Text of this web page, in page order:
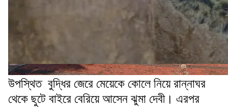
উপস্থিত বুদ্ধির জেরে মেয়েকে কোলে নিয়ে রান্নাঘর
থেকে ছুটে বাইরে বেরিয়ে আসেন ঝুমা দেবী। এরপর